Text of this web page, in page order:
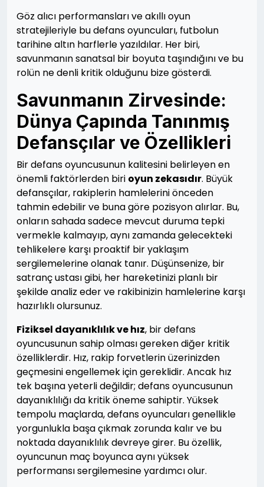
Göz alıcı performansları ve akıllı oyun
stratejileriyle bu defans oyuncuları, futbolun
tarihine altın harflerle yazıldılar. Her biri,
savunmanın sanatsal bir boyuta taşındığını ve bu
rolün ne denli kritik olduğunu bize gösterdi.
Savunmanın Zirvesinde:
Dünya Çapında Tanınmış
Defansçılar ve Özellikleri
Bir defans oyuncusunun kalitesini belirleyen en
önemli faktörlerden biri oyun zekasıdır. Büyük
defansçılar, rakiplerin hamlelerini önceden
tahmin edebilir ve buna göre pozisyon alırlar. Bu,
onların sahada sadece mevcut duruma tepki
vermekle kalmayıp, aynı zamanda gelecekteki
tehlikelere karşı proaktif bir yaklaşım
sergilemelerine olanak tanır. Düşünsenize, bir
satranç ustası gibi, her hareketinizi planlı bir
şekilde analiz eder ve rakibinizin hamlelerine karşı
hazırlıklı olursunuz.
Fiziksel dayanıklılık ve hız, bir defans
oyuncusunun sahip olması gereken diğer kritik
özelliklerdir. Hız, rakip forvetlerin üzerinizden
geçmesini engellemek için gereklidir. Ancak hız
tek başına yeterli değildir; defans oyuncusunun
dayanıklılığı da kritik öneme sahiptir. Yüksek
tempolu maçlarda, defans oyuncuları genellikle
yorgunlukla başa çıkmak zorunda kalır ve bu
noktada dayanıklılık devreye girer. Bu özellik,
oyuncunun maç boyunca aynı yüksek
performansı sergilemesine yardımcı olur.